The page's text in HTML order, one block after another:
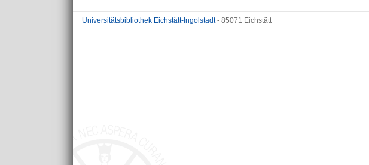
Universitätsbibliothek Eichstätt-Ingolstadt- 85071 Eichstätt